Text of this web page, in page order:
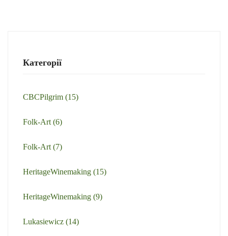
Категорії
CBCPilgrim (15)
Folk-Art (6)
Folk-Art (7)
HeritageWinemaking (15)
HeritageWinemaking (9)
Lukasiewicz (14)